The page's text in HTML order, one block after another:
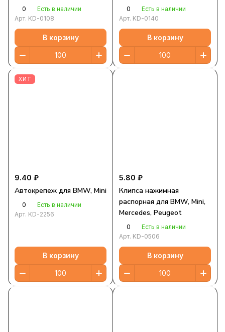
черный, Torx
0
Есть в наличии
Арт. KD-0108
В корзину
черный, Torx
0
Есть в наличии
Арт. KD-0140
В корзину
ХИТ
9.40 ₽
Автокрепеж для BMW, Mini
0
Есть в наличии
Арт. KD-2256
В корзину
5.80 ₽
Клипса нажимная
распорная для BMW, Mini,
Mercedes, Peugeot
0
Есть в наличии
Арт. KD-0506
В корзину